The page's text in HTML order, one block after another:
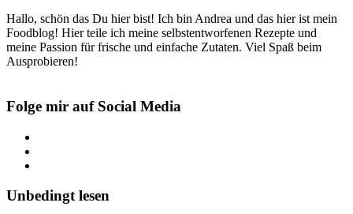
Hallo, schön das Du hier bist! Ich bin Andrea und das hier ist mein
Foodblog! Hier teile ich meine selbstentworfenen Rezepte und
meine Passion für frische und einfache Zutaten. Viel Spaß beim
Ausprobieren!
Folge mir auf Social Media
Unbedingt lesen